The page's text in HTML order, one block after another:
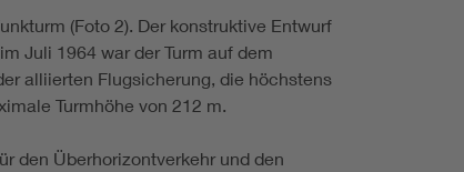
(Foto 2). Der konstruktive Entwurf
Juli 1964 war der Turm auf dem
alliierten Flugsicherung, die höchstens
Turmhöhe von 212 m.
den Überhorizontverkehr und den